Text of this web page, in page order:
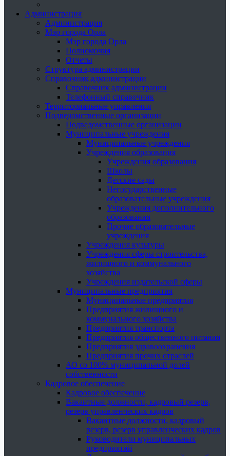
Администрация
Администрация
Мэр города Орла
Мэр города Орла
Полномочия
Отчеты
Структура администрации
Справочник администрации
Справочник администрации
Телефонный справочник
Территориальные управления
Подведомственные организации
Подведомственные организации
Муниципальные учреждения
Муниципальные учреждения
Учреждения образования
Учреждения образования
Школы
Детские сады
Негосударственные
образовательные учреждения
Учреждения дополнительного
образования
Прочие образовательные
учреждения
Учреждения культуры
Учреждения сферы строительства,
жилищного и коммунального
хозяйства
Учреждения издательской сферы
Муниципальные предприятия
Муниципальные предприятия
Предприятия жилищного и
коммунального хозяйства
Предприятия транспорта
Предприятия общественного питания
Предприятия здравоохранения
Предприятия прочих отраслей
АО со 100% муниципальной долей
собственности
Кадровое обеспечение
Кадровое обеспечение
Вакантные должности, кадровый резерв,
резерв управленческих кадров
Вакантные должности, кадровый
резерв, резерв управленческих кадров
Руководители муниципальных
предприятий